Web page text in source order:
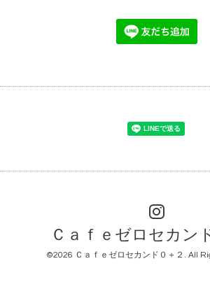
Ｃａｆｅゼロセカン
©2026 Ｃａｆｅゼロセカンド０＋２ . All